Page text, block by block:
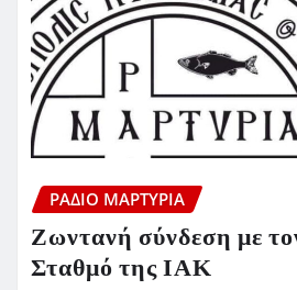
ΡΆΔΙΟ ΜΑΡΤΥΡΊΑ
Ζωντανή σύνδεση με
Σταθμό της ΙΑΚ